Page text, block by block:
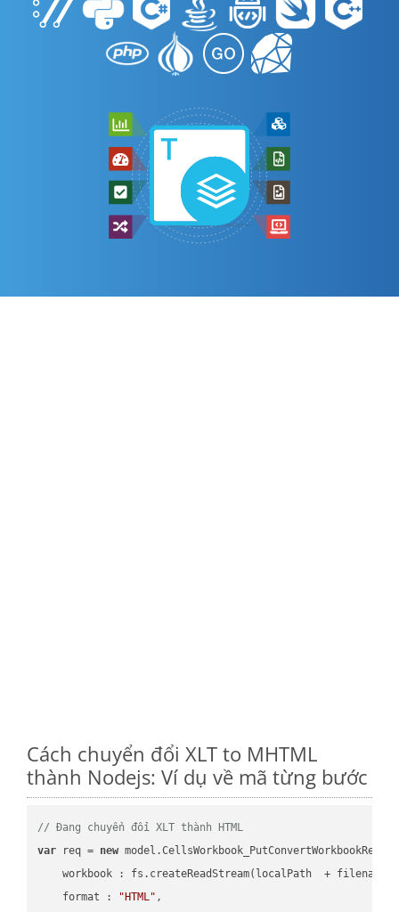
Cách chuyển đổi XLT to MHTML
thành Nodejs: Ví dụ về mã từng bước
// Đang chuyển đổi XLT thành HTML
var req = new
workbook : fs.createReadStream(localPath  + filename
format : "HTML" ,